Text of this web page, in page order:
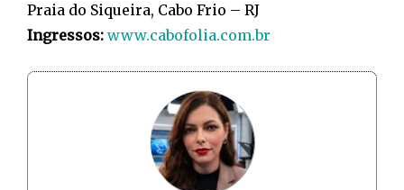
Praia do Siqueira, Cabo Frio – RJ
Ingressos: www.cabofolia.com.br